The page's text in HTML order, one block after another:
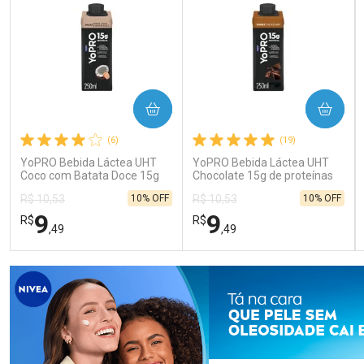
(6)
YoPRO Bebida Láctea UHT
Coco com Batata Doce 15g
R$ 10,53
R$9,49
10% OFF
COMPRAR
FECHAR
Laboratório
FECHAR
Por Menos
(19)
YoPRO Bebida Láctea UHT
Chocolate 15g de proteínas
R$ 10,53
R$9,49
10% OFF
COMPRAR
Laboratório
Por Menos